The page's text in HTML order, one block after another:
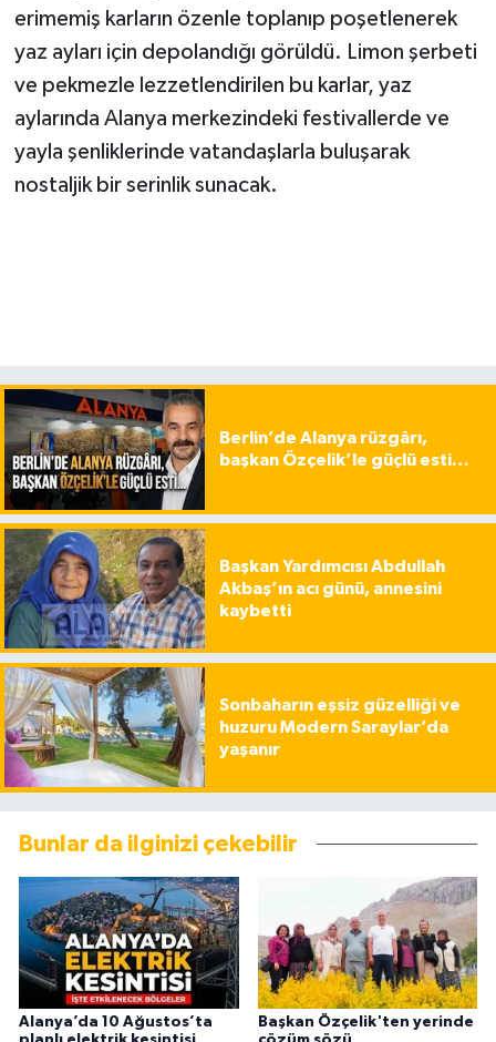
erimemiş karların özenle toplanıp poşetlenerek
yaz ayları için depolandığı görüldü. Limon şerbeti
ve pekmezle lezzetlendirilen bu karlar, yaz
aylarında Alanya merkezindeki festivallerde ve
yayla şenliklerinde vatandaşlarla buluşarak
nostaljik bir serinlik sunacak.
Berlin’de Alanya rüzgârı,
başkan Özçelik’le güçlü esti…
Başkan Yardımcısı Abdullah
Akbaş’ın acı günü, annesini
kaybetti
Sonbaharın eşsiz güzelliği ve
huzuru Modern Saraylar’da
yaşanır
Bunlar da ilginizi çekebilir
Alanya’da 10 Ağustos’ta
Başkan Özçelik'ten yerinde